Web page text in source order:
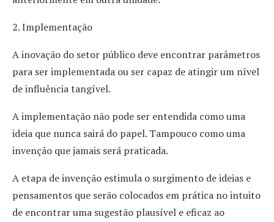
2. Implementação
A inovação do setor público deve encontrar parâmetros
para ser implementada ou ser capaz de atingir um nível
de influência tangível.
A implementação não pode ser entendida como uma
ideia que nunca sairá do papel. Tampouco como uma
invenção que jamais será praticada.
A etapa de invenção estimula o surgimento de ideias e
pensamentos que serão colocados em prática no intuito
de encontrar uma sugestão plausível e eficaz ao